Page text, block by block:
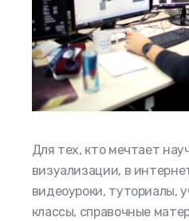
Для тех, кто мечтает
визуализации, в
видеоуроки, туториалы,
классы, справочные